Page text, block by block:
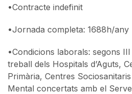
•Contracte indefinit
•Jornada completa: 1688h/any
•Condicions laborals: segons III
treball dels Hospitals d’Aguts,
Primària, Centres
Mental concertats amb el